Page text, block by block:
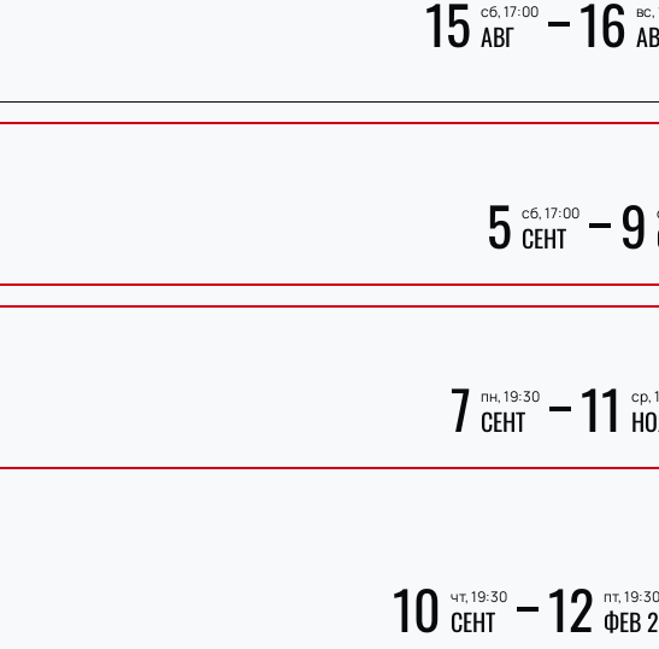
15 сб, 17:00
АВГ 16 вс,
5 сб, 17:00
СЕНТ 9
7 пн, 19:30
СЕНТ 11 ср,
10 чт, 19:30
СЕНТ 12 пт, 19:30
ФЕВ